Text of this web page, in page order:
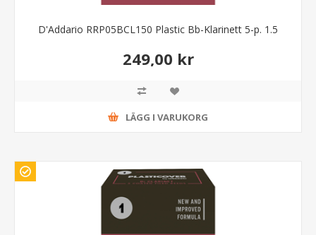
D'Addario RRP05BCL150 Plastic Bb-Klarinett 5-p. 1.5
249,00 kr
LÄGG I VARUKORG